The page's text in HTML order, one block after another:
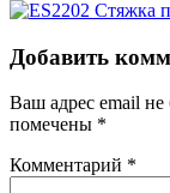
Добавить
Ваш адрес email не
помечены *
Комментарий *